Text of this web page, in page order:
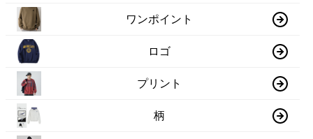
ワンポイント
ロゴ
プリント
柄